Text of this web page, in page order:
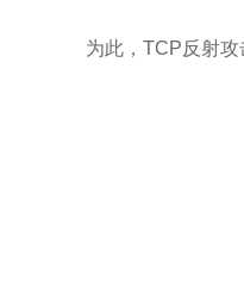
为此，TCP反射